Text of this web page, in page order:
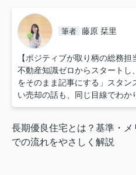
筆者 藤原 栞里
【ポジティブが取り柄の総務担
不動産知識ゼロからスタートし
をそのまま記事にする」スタン
い売却の話も、同じ目線でわか
長期優良住宅とは？基準・
での流れをやさしく解説